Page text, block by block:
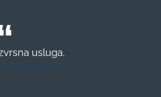
usluga.
7. . Friedo iz Bremena